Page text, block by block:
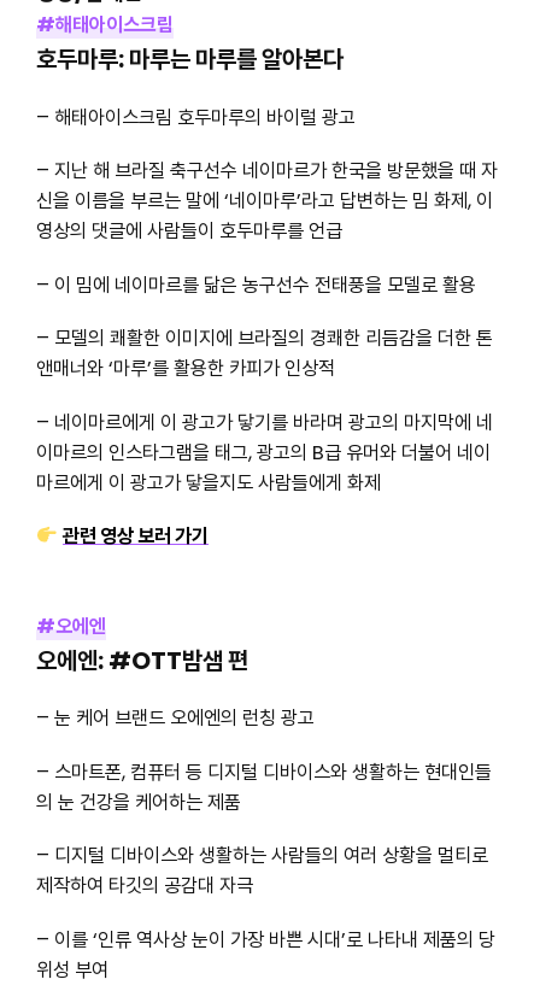
#해태아이스크림
호두마루: 마루는 마루를 알아본다
– 해태아이스크림 호두마루의 바이럴 광고
– 지난 해 브라질 축구선수 네이마르가 한국을 방문했을 때 자
신을 이름을 부르는 말에 ‘네이마루’라고 답변하는 밈 화제, 이
영상의 댓글에 사람들이 호두마루를 언급
– 이 밈에 네이마르를 닮은 농구선수 전태풍을 모델로 활용
– 모델의 쾌활한 이미지에 브라질의 경쾌한 리듬감을 더한 톤
앤매너와 ‘마루’를 활용한 카피가 인상적
– 네이마르에게 이 광고가 닿기를 바라며 광고의 마지막에 네
이마르의 인스타그램을 태그, 광고의 B급 유머와 더불어 네이
마르에게 이 광고가 닿을지도 사람들에게 화제
관련 영상 보러 가기
#오에엔
오에엔: #OTT밤샘 편
– 눈 케어 브랜드 오에엔의 런칭 광고
– 스마트폰, 컴퓨터 등 디지털 디바이스와 생활하는 현대인들
의 눈 건강을 케어하는 제품
– 디지털 디바이스와 생활하는 사람들의 여러 상황을 멀티로
제작하여 타깃의 공감대 자극
– 이를 ‘인류 역사상 눈이 가장 바쁜 시대’로 나타내 제품의 당
위성 부여